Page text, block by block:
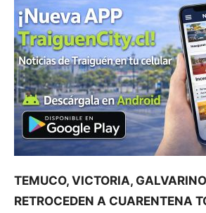
TEMUCO, VICTORIA,
RETROCEDEN A CUARENTENA